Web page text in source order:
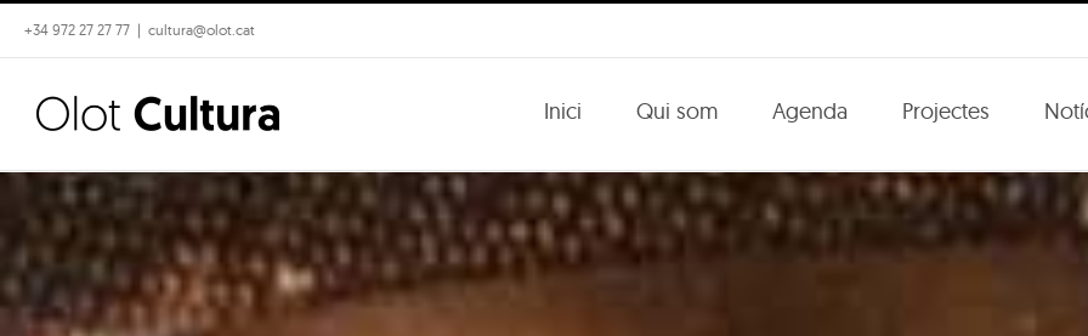
Skip
to
content
+34 972 27 27 77 | cultura@olot.cat
Inici Qui som Agenda Projectes